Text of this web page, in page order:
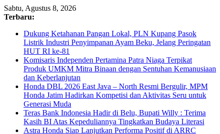
Sabtu, Agustus 8, 2026
Terbaru:
Dukung Ketahanan Pangan Lokal, PLN Kupang Pasok
Listrik Industri Penyimpanan Ayam Beku, Jelang Peringatan
HUT RI ke-81
Komisaris Independen Pertamina Patra Niaga Terpikat
Produk UMKM Mitra Binaan dengan Sentuhan Kemanusiaan
dan Keberlanjutan
Honda DBL 2026 East Java – North Resmi Bergulir, MPM
Honda Jatim Hadirkan Kompetisi dan Aktivitas Seru untuk
Generasi Muda
Teras Bank Indonesia Hadir di Belu, Bupati Willy : Terima
Kasih BI Atas Kepeduliannya Tingkatkan Budaya Literasi
Astra Honda Siap Lanjutkan Performa Positif di ARRC